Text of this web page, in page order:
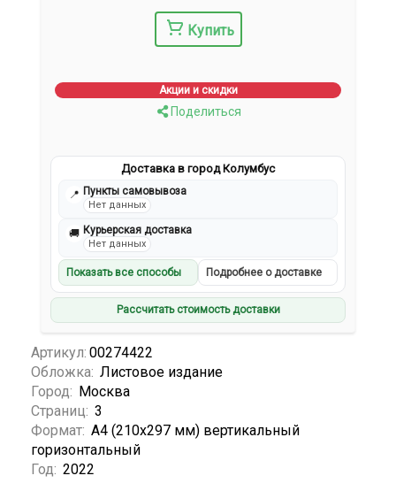
Купить
Акции и скидки
Поделиться
Доставка в город Колумбус
📍 Пункты самовывоза
Нет данных
🚚 Курьерская доставка
Нет данных
Показать все способы Подробнее о доставке
Рассчитать стоимость доставки
Артикул: 00274422
Обложка: Листовое издание
Город: Москва
Страниц: 3
Формат: А4 (210x297 мм) вертикальный
горизонтальный
Год: 2022